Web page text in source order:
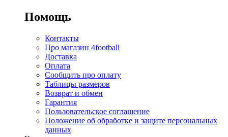
Помощь
Контакты
Про магазин 4football
Доставка
Оплата
Сообщить про оплату
Таблицы размеров
Возврат и обмен
Гарантия
Пользовательское соглашение
Положение об обработке и защите персональных
данных